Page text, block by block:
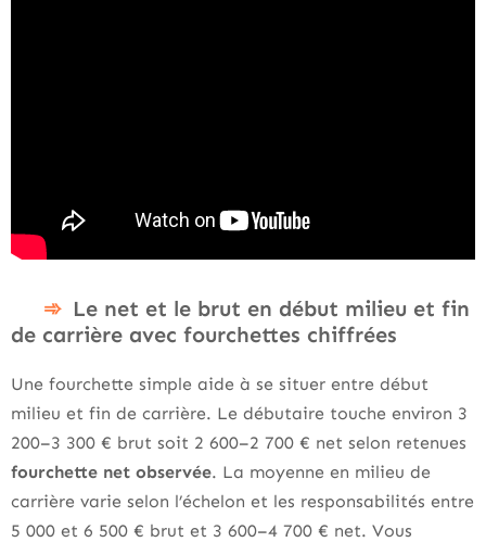
Le net et le brut en début milieu et fin
de carrière avec fourchettes chiffrées
Une fourchette simple aide à se situer entre début
milieu et fin de carrière. Le débutaire touche environ 3
200–3 300 € brut soit 2 600–2 700 € net selon retenues
fourchette net observée. La moyenne en milieu de
carrière varie selon l’échelon et les responsabilités entre
5 000 et 6 500 € brut et 3 600–4 700 € net. Vous